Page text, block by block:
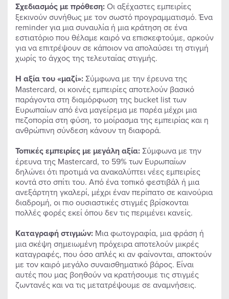
Σχεδιασμός με πρόθεση:Οι αξέχαστες εμπειρίες
ξεκινούν συνήθως με τον σωστό προγραμματισμό. Ένα
reminder για μια συναυλία ή μια κράτηση σε ένα
εστιατόριο που θέλαμε καιρό να επισκεφτούμε, αρκούν
για να επιτρέψουν σε κάποιον να απολαύσει τη στιγμή
χωρίς το άγχος της τελευταίας στιγμής.
Η αξία του «μαζί»:Σύμφωνα με την έρευνα της
Mastercard, οι κοινές εμπειρίες αποτελούν βασικό
παράγοντα στη διαμόρφωση της bucket list των
Ευρωπαίων από ένα μαγείρεμα με παρέα μέχρι μια
πεζοπορία στη φύση, το μοίρασμα της εμπειρίας και η
ανθρώπινη σύνδεση κάνουν τη διαφορά.
Τοπικές εμπειρίες με μεγάλη αξία:Σύμφωνα με την
έρευνα της Mastercard, το 59% των Ευρωπαίων
δηλώνει ότι προτιμά να ανακαλύπτει νέες εμπειρίες
κοντά στο σπίτι του. Από ένα τοπικό φεστιβάλ ή μια
ανεξάρτητη γκαλερί, μέχρι έναν περίπατο σε καινούρια
διαδρομή, οι πιο ουσιαστικές στιγμές βρίσκονται
πολλές φορές εκεί όπου δεν τις περιμένει κανείς.
Καταγραφή στιγμών: Μια φωτογραφία, μια φράση ή
μια σκέψη σημειωμένη πρόχειρα αποτελούν μικρές
καταγραφές, που όσο απλές κι αν φαίνονται, αποκτούν
με τον καιρό μεγάλο συναισθηματικό βάρος. Είναι
αυτές που μας βοηθούν να κρατήσουμε τις στιγμές
ζωντανές και να τις μετατρέψουμε σε αναμνήσεις.